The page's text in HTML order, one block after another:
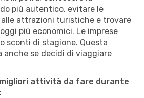
più autentico, evitare le
attrazioni turistiche e trovare
più economici. Le imprese
sconti di stagione. Questa
se decidi di viaggiare
attività da fare durante